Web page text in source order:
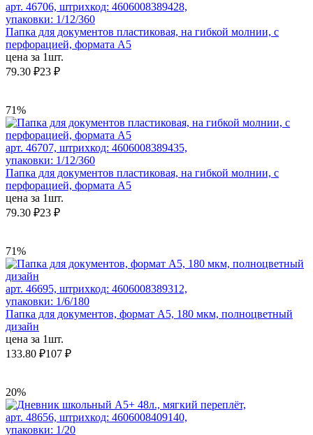
арт. 46706, штрихкод: 4606008389428,
упаковки: 1/12/360
Папка для документов пластиковая, на гибкой молнии, с
перфорацией, формата А5
цена за 1шт.
79.30 ₽23 ₽
71%
арт. 46707, штрихкод: 4606008389435,
упаковки: 1/12/360
Папка для документов пластиковая, на гибкой молнии, с
перфорацией, формата А5
цена за 1шт.
79.30 ₽23 ₽
71%
арт. 46695, штрихкод: 4606008389312,
упаковки: 1/6/180
Папка для документов, формат А5, 180 мкм, полноцветный
дизайн
цена за 1шт.
133.80 ₽107 ₽
20%
арт. 48656, штрихкод: 4606008409140,
упаковки: 1/20